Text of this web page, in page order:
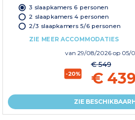
3 slaapkamers 6 personen
2 slaapkamers 4 personen
2/3 slaapkamers 5/6 personen
ZIE MEER ACCOMMODATIES
van 29/08/2026 op 05/
-20%
€ 549
€
ZIE